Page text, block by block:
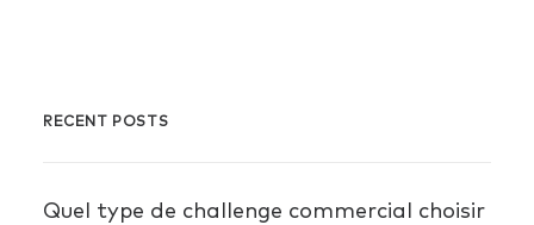
RECENT POSTS
Quel type de challenge commercial choisir